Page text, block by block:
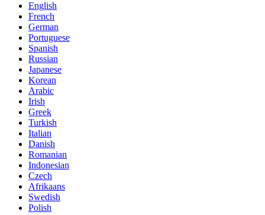
English
French
German
Portuguese
Spanish
Russian
Japanese
Korean
Arabic
Irish
Greek
Turkish
Italian
Danish
Romanian
Indonesian
Czech
Afrikaans
Swedish
Polish